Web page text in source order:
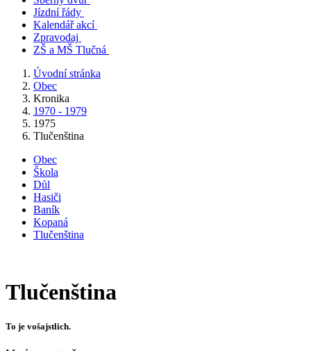
Jízdní řády
Kalendář akcí
Zpravodaj
ZŠ a MŠ Tlučná
Úvodní stránka
Obec
Kronika
1970 - 1979
1975
Tlučenština
Obec
Škola
Důl
Hasiči
Baník
Kopaná
Tlučenština
Tlučenština
To je vošajstlich.